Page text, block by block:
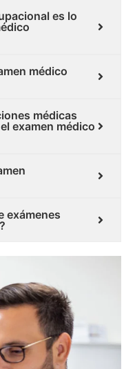
es lo
médico
médicas
examen médico
exámenes